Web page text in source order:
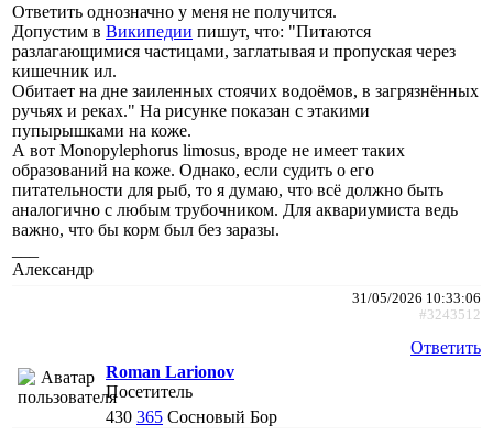
Ответить однозначно у меня не получится.
Допустим в Википедии пишут, что: "Питаются
разлагающимися частицами, заглатывая и пропуская через
кишечник ил.
Обитает на дне заиленных стоячих водоёмов, в загрязнённых
ручьях и реках." На рисунке показан с этакими
пупырышками на коже.
А вот Monopylephorus limosus, вроде не имеет таких
образований на коже. Однако, если судить о его
питательности для рыб, то я думаю, что всё должно быть
аналогично с любым трубочником. Для аквариумиста ведь
важно, что бы корм был без заразы.
Александр
31/05/2026 10:33:06
#3243512
Ответить
Roman Larionov
Посетитель
430 365 Сосновый Бор